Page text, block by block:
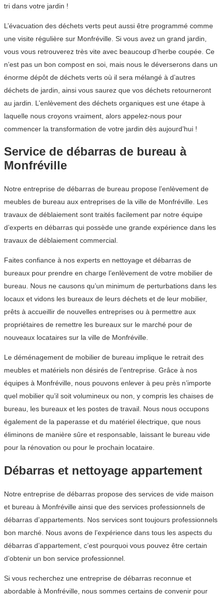
tri dans votre jardin !
L’évacuation des déchets verts peut aussi être programmé comme
une visite régulière sur Monfréville. Si vous avez un grand jardin,
vous vous retrouverez très vite avec beaucoup d’herbe coupée. Ce
n’est pas un bon compost en soi, mais nous le déverserons dans un
énorme dépôt de déchets verts où il sera mélangé à d’autres
déchets de jardin, ainsi vous saurez que vos déchets retourneront
au jardin. L’enlèvement des déchets organiques est une étape à
laquelle nous croyons vraiment, alors appelez-nous pour
commencer la transformation de votre jardin dès aujourd’hui !
Service de débarras de bureau à
Monfréville
Notre entreprise de débarras de bureau propose l’enlèvement de
meubles de bureau aux entreprises de la ville de Monfréville. Les
travaux de déblaiement sont traités facilement par notre équipe
d’experts en débarras qui possède une grande expérience dans les
travaux de déblaiement commercial.
Faites confiance à nos experts en nettoyage et débarras de
bureaux pour prendre en charge l’enlèvement de votre mobilier de
bureau. Nous ne causons qu’un minimum de perturbations dans les
locaux et vidons les bureaux de leurs déchets et de leur mobilier,
prêts à accueillir de nouvelles entreprises ou à permettre aux
propriétaires de remettre les bureaux sur le marché pour de
nouveaux locataires sur la ville de Monfréville.
Le déménagement de mobilier de bureau implique le retrait des
meubles et matériels non désirés de l’entreprise. Grâce à nos
équipes à Monfréville, nous pouvons enlever à peu près n’importe
quel mobilier qu’il soit volumineux ou non, y compris les chaises de
bureau, les bureaux et les postes de travail. Nous nous occupons
également de la paperasse et du matériel électrique, que nous
éliminons de manière sûre et responsable, laissant le bureau vide
pour la rénovation ou pour le prochain locataire.
Débarras et nettoyage appartement
Notre entreprise de débarras propose des services de vide maison
et bureau à Monfréville ainsi que des services professionnels de
débarras d’appartements. Nos services sont toujours professionnels
bon marché. Nous avons de l’expérience dans tous les aspects du
débarras d’appartement, c’est pourquoi vous pouvez être certain
d’obtenir un bon service professionnel.
Si vous recherchez une entreprise de débarras reconnue et
abordable à Monfréville, nous sommes certains de convenir pour